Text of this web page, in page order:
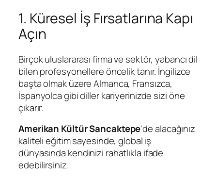
1. Küresel İş Fırsatlarına Kapı
Açın
Birçok uluslararası firma ve sektör, yabancı dil
bilen profesyonellere öncelik tanır. İngilizce
başta olmak üzere Almanca, Fransızca,
İspanyolca gibi diller kariyerinizde sizi öne
çıkarır.
Amerikan Kültür Sancaktepe‘de alacağınız
kaliteli eğitim sayesinde, global iş
dünyasında kendinizi rahatlıkla ifade
edebilirsiniz.